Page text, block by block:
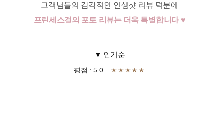
고객님들의 감각적인 인생샷 리뷰 덕분에
프린세스걸의 포토 리뷰는 더욱 특별합니다 ♥
▼ 인기순
평점 : 5.0 ★★★★★